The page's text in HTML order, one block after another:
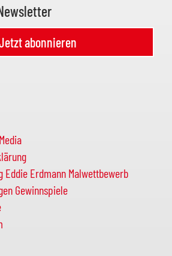
abonnieren
Eddie Erdmann Malwettbewerb
Gewinnspiele